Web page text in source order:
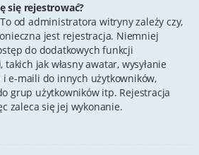
się rejestrować?
od administratora witryny zależy czy,
jest rejestracja. Niemniej
do dodatkowych funkcji
jak własny awatar, wysyłanie
e-maili do innych użytkowników,
grup użytkowników itp. Rejestracja
zaleca się jej wykonanie.